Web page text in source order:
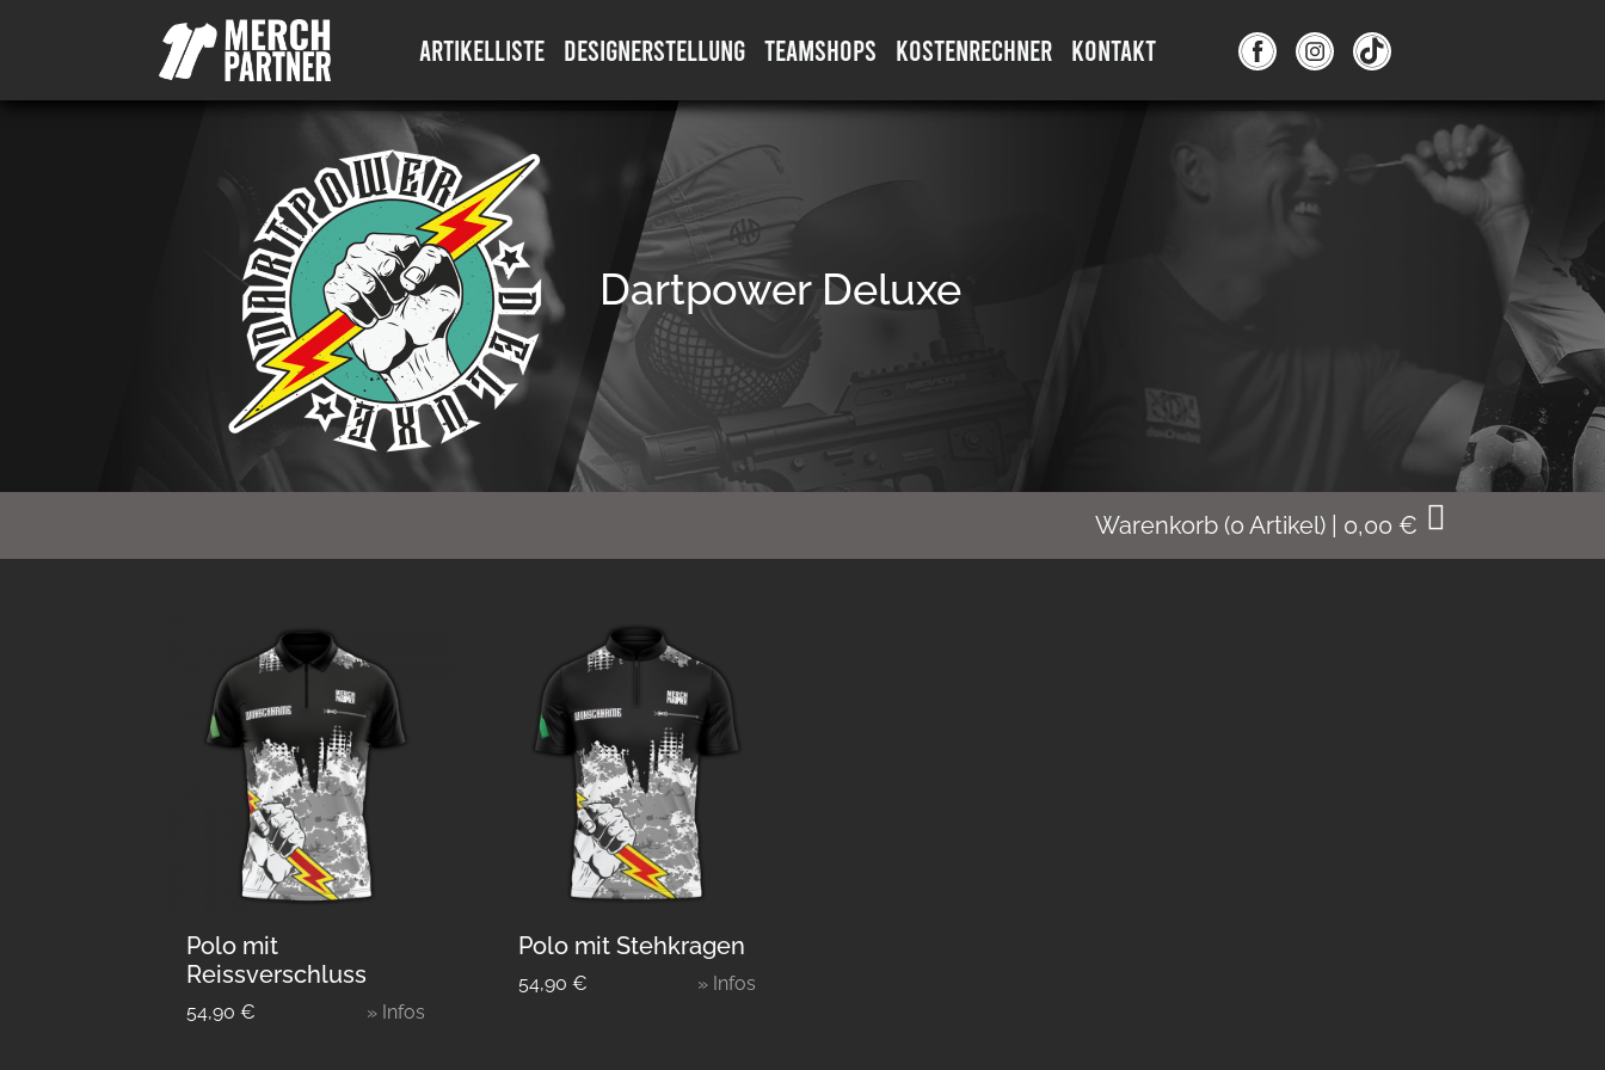
ARTIKELLISTE DESIGNERSTELLUNG TEAMSHOPS KOSTENRECHNER KONTAKT
Dartpower Deluxe
Warenkorb (0 Artikel) 0,00 €
Polo mit
Reissverschluss
54,90 € » Infos
Polo mit Stehkragen
54,90 € » Infos